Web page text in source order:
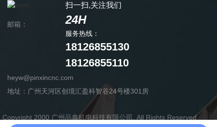
扫一扫,关注我们
24H
服务热线：
18126855130
18126855110
邮箱：
heyw@pinxincnc.com
地址：广州天河区创境汇盈科智谷24号楼301房
Copyright 2000 广州品鑫机电科技有限公司, All Rights Reserved